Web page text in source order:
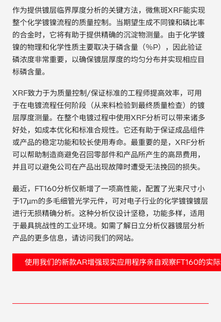
聚合物和塑料
制药
食品
电池
汽车
纸上涂硅
镀层厚度测量
作为提供镀层临界厚度分析的关键方法，微焦斑XRF能实现
整个化学镀镍流程的质量控制。当期望生成不同镍和磷比率
的合金时，它将有助于提供精确的沉淀物测量。由于化学镀
镍的物理和化学性质主要取决于磷含量（％P），因此验证
磷浓度非常重要，以确保镀层厚度的均匀分布并实现相应目
标磷含量。
XRF致力于为质量控制/保证标准的工程师提高效率，可用
于在电镀流程任何阶段（从来料检验到最终质量检查）的镀
层厚度测量。在整个电镀过程中使用XRF分析可以带来诸多
好处，如成本优化和标准合规性。它还有助于保证成品组件
或产品的稳定功能和较长使用寿命。最重要的是，XRF分析
可以帮助制造商避免召回零部件和产品所产生的高昂费用，
并且可以避免公司在产品出现故障时遭受无法挽回的损失。
最近，FT160分析仪新增了一项高性能，配置了光束尺寸小
于17μm的多毛细管光学元件，可对电子行业的化学镀镍镀层
进行无损精确分析。这种分析仪设计坚稳，功能多样，适用
于最具挑战性的工业环境。如需了解日立分析仪器镀层分析
产品的更多信息，请访问我们的网站。
使用我们的新款AR增强现实应用程序亲自观察FT160的实